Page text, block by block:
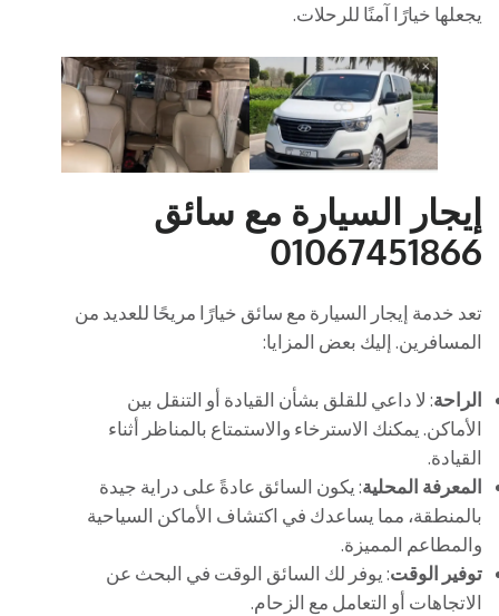
يجعلها خيارًا آمنًا للرحلات.
إيجار السيارة مع سائق
01067451866
تعد خدمة إيجار السيارة مع سائق خيارًا مريحًا للعديد من
المسافرين. إليك بعض المزايا:
الراحة: لا داعي للقلق بشأن القيادة أو التنقل بين
الأماكن. يمكنك الاسترخاء والاستمتاع بالمناظر أثناء
القيادة.
المعرفة المحلية: يكون السائق عادةً على دراية جيدة
بالمنطقة، مما يساعدك في اكتشاف الأماكن السياحية
والمطاعم المميزة.
توفير الوقت: يوفر لك السائق الوقت في البحث عن
الاتجاهات أو التعامل مع الزحام.